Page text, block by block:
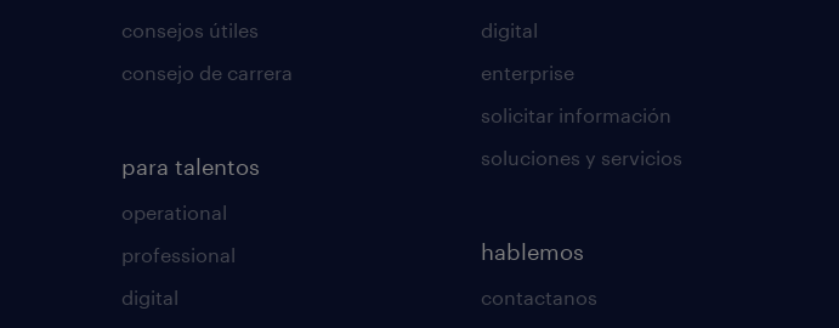
consejos útiles
consejo de carrera
para talentos
operational
professional
digital
digital
enterprise
solicitar información
soluciones y servicios
hablemos
contactanos